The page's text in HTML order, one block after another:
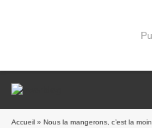
Accueil » Nous la mangerons, c’est la